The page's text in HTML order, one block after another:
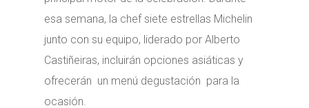
esa semana, la chef siete estrellas Michelin
junto con su equipo, liderado por Alberto
Castiñeiras, incluirán opciones asiáticas y
ofrecerán un menú degustación para la
ocasión.